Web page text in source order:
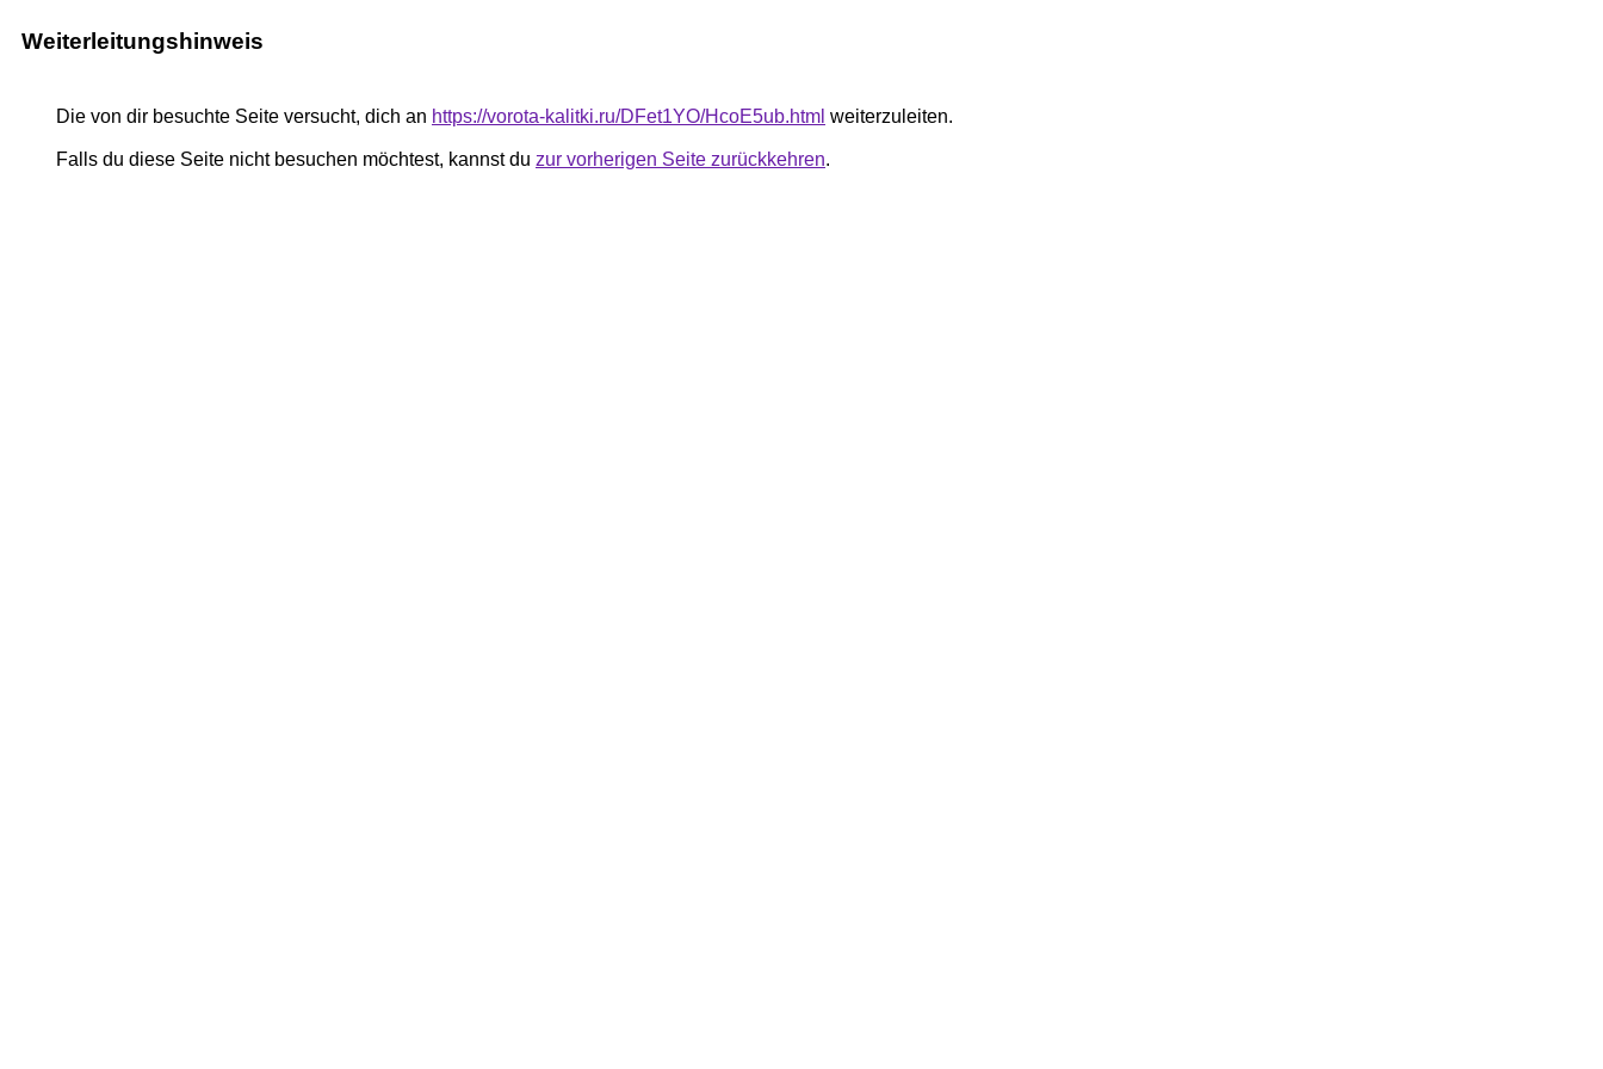
Weiterleitungshinweis
Die von dir besuchte Seite versucht, dich an https://vorota-kalitki.ru/DFet1YO/HcoE5ub.html weiterzuleiten.
Falls du diese Seite nicht besuchen möchtest, kannst du zur vorherigen Seite zurückkehren.